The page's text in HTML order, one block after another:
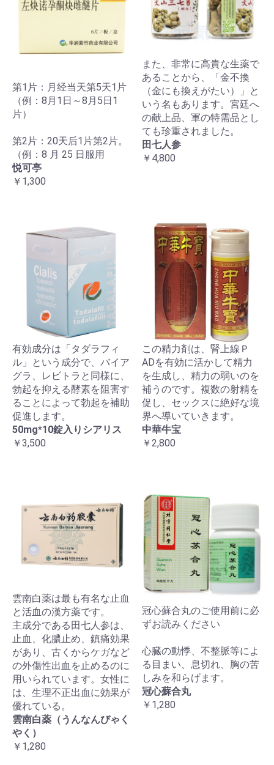
第1片：月经当天第5天1片
（例：8月1日～8月5日1
片）
第2片：20天后1片第2片。
（例：8 月 25 日服用
悦可亭
￥1,300
また、非常に高貴な生薬で
あることから、「金不換
（金にも換えがたい）」と
いう名もあります。宮廷へ
の献上品、軍の特需品とし
ても珍重されました。
田七人参
￥4,800
有効成分は「タダラフィ
ル」という成分で、バイア
グラ、レビトラと同様に、
勃起を抑える酵素を阻害す
ることによって勃起を補助
促進します。
50mg*10錠入りシアリス
￥3,500
この精力剤は、腎上線Ｐ
ADを有効に活かして精力
を生成し、精力の弱いのを
補うのです。複数の射精を
促し、セックスに絶好な境
界へ導いていきます。
中華牛宝
￥2,800
雲南白薬は最も有名な止血
と活血の漢方薬です。
主成分である田七人参は、
止血、化膿止め、鎮痛効果
があり、古くからケガなど
の外傷性出血を止めるのに
用いられています。女性に
は、生理不正出血に効果が
優れている。
雲南白薬（うんなんびゃく
やく）
￥1,280
冠心蘇合丸のご使用前に必
ずお読みください
心臓の動悸、不整脈等によ
る目まい、息切れ、胸の苦
しみを和らげます。
冠心蘇合丸
￥1,280